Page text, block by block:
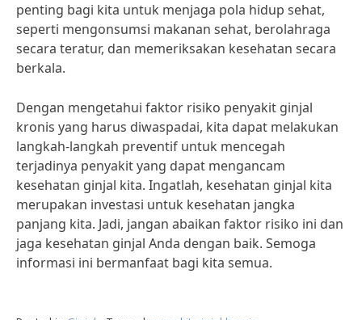
penting bagi kita untuk menjaga pola hidup sehat,
seperti mengonsumsi makanan sehat, berolahraga
secara teratur, dan memeriksakan kesehatan secara
berkala.
Dengan mengetahui faktor risiko penyakit ginjal
kronis yang harus diwaspadai, kita dapat melakukan
langkah-langkah preventif untuk mencegah
terjadinya penyakit yang dapat mengancam
kesehatan ginjal kita. Ingatlah, kesehatan ginjal kita
merupakan investasi untuk kesehatan jangka
panjang kita. Jadi, jangan abaikan faktor risiko ini dan
jaga kesehatan ginjal Anda dengan baik. Semoga
informasi ini bermanfaat bagi kita semua.